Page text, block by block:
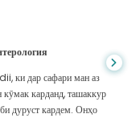
ки дар сафари ман аз
кӯмак карданд, ташаккур
дуруст кардем. Онҳо